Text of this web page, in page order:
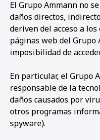
El Grupo Ammann no
daños directos,
deriven del acceso a
páginas web del Grupo
imposibilidad de
En particular, el Grupo
responsable de la
daños causados por
otros programas
spyware).